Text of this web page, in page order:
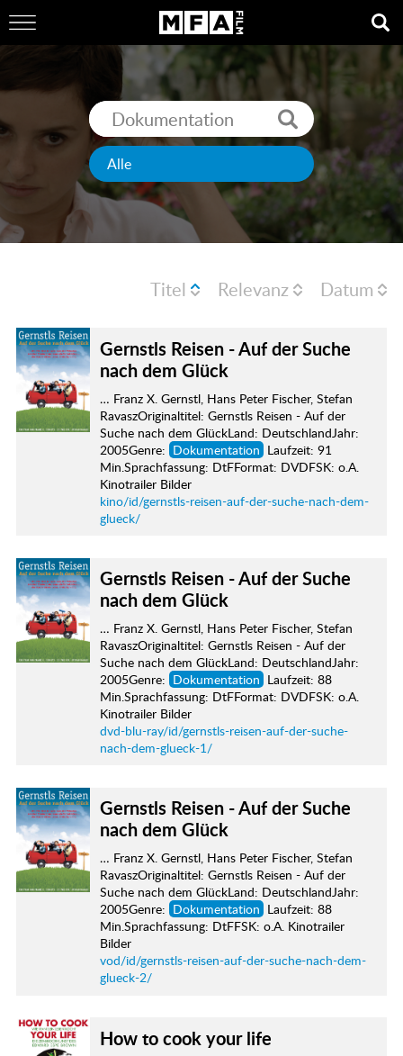
Titel Relevanz Datum
Gernstls Reisen - Auf der Suche
nach dem Glück
… Franz X. Gernstl, Hans Peter Fischer, Stefan
RavaszOriginaltitel: Gernstls Reisen - Auf der
Suche nach dem GlückLand: DeutschlandJahr:
2005Genre: Dokumentation Laufzeit: 91
Min.Sprachfassung: DtFFormat: DVDFSK: o.A.
Kinotrailer Bilder
kino/id/gernstls-reisen-auf-der-suche-nach-dem-
glueck/
Gernstls Reisen - Auf der Suche
nach dem Glück
… Franz X. Gernstl, Hans Peter Fischer, Stefan
RavaszOriginaltitel: Gernstls Reisen - Auf der
Suche nach dem GlückLand: DeutschlandJahr:
2005Genre: Dokumentation Laufzeit: 88
Min.Sprachfassung: DtFFormat: DVDFSK: o.A.
Kinotrailer Bilder
dvd-blu-ray/id/gernstls-reisen-auf-der-suche-
nach-dem-glueck-1/
Gernstls Reisen - Auf der Suche
nach dem Glück
… Franz X. Gernstl, Hans Peter Fischer, Stefan
RavaszOriginaltitel: Gernstls Reisen - Auf der
Suche nach dem GlückLand: DeutschlandJahr:
2005Genre: Dokumentation Laufzeit: 88
Min.Sprachfassung: DtFFSK: o.A. Kinotrailer
Bilder
vod/id/gernstls-reisen-auf-der-suche-nach-dem-
glueck-2/
How to cook your life